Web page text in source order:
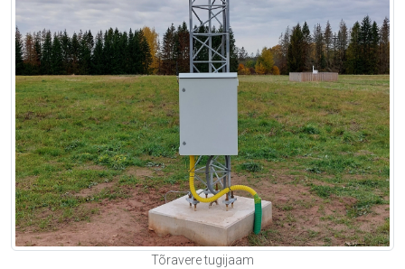
Tõravere tugijaam